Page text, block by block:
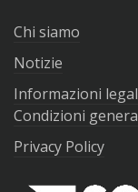
Chi siamo
Notizie
Informazioni
Condizioni
Privacy Policy